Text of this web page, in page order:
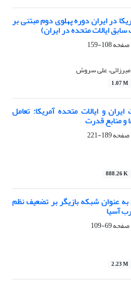
در ایران دوره پهلوی دوم مبتنی بر
ایالات متحده در ایران)
108-159
علی سروش
1.07 M
و ایالات متحده آمریکا: تعامل
و منابع قدرت
189-221
888.26 K
به عنوان شبکه بازیگر بر تضعیف نظم
آسیا
69-109
2.23 M